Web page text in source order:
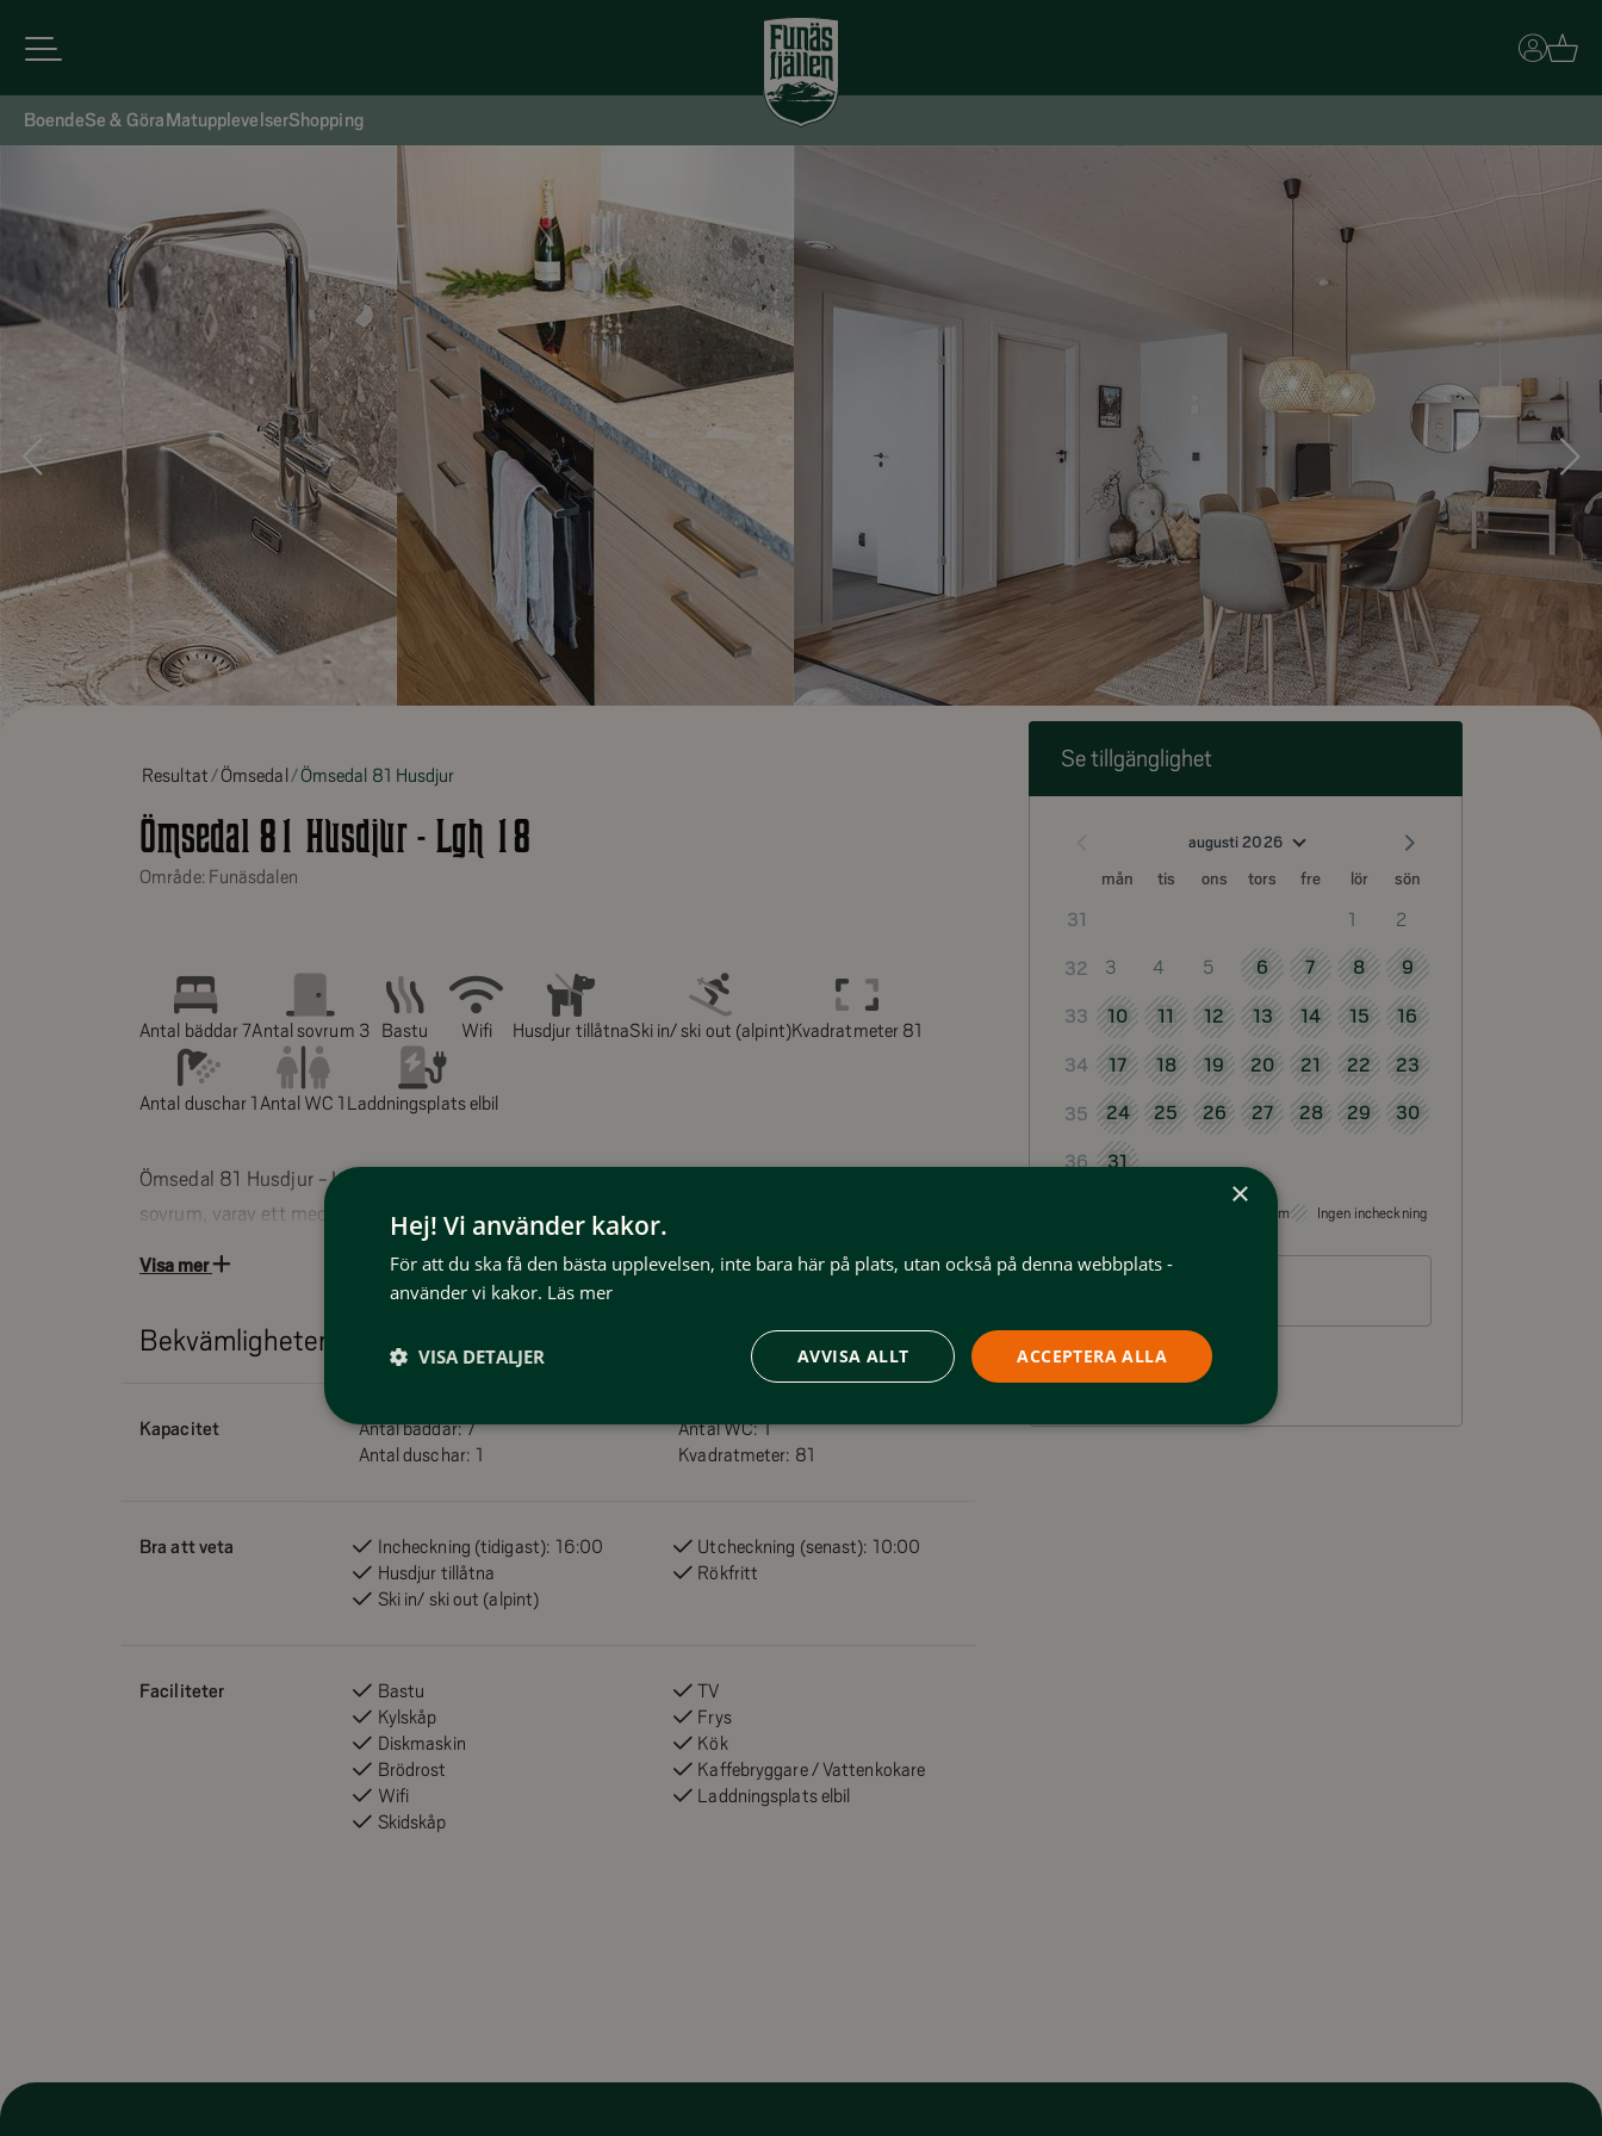
Basket
BoendeSe & GöraMatupplevelserShopping
Resultat Ömsedal Ömsedal 81 Husdjur
Ömsedal 81 Husdjur - Lgh 18
Område: Funäsdalen
Antal bäddar 7Antal sovrum 3 Bastu Wifi Husdjur tillåtnaSki in/ ski out (alpint)Kvadratmeter 81
Antal duschar 1Antal WC 1 Laddningsplats elbil
Ömsedal 81 Husdjur - Lgh 18, rymlig och bekväm bostad i ett plan. Tre
sovrum, varav ett med dubbelsäng (160 cm) och altandörr. Ett sovrum med
en familjesäng (140/90 cm) och det tredje med en familjesäng (120/90
cm). Badrum med bastu. Husdjur tillåtna.
Ömsedal består av moderna ski in / ski out lägenheter i Kåvans Fjällby, i
direkt anslutning Funäsberget med praktfull utsikt över skidbacke och fjäll.
Entréhall med avgängning och förvaring. Ett stort välutrustat kök med 8-10
Utrustade med Yale dörrlås, utvändigt skidförråd samt parkeringsplats med
Ski in ski out - Funäsdalsberget
Egen parkeringsplats med laddstolpe
Visa mer
Bekvämligheter
Kapacitet Antal bäddar: 7 Antal WC: 1
Antal duschar: 1 Kvadratmeter: 81
Bra att veta Incheckning (tidigast): 16:00 Utcheckning (senast): 10:00
Husdjur tillåtna
Rökfritt
Ski in/ ski out (alpint)
Faciliteter Bastu
TV
Kylskåp
Frys
Diskmaskin
Kök
Brödrost
Kaffebryggare / Vattenkokare
Wifi
Laddningsplats elbil
Skidskåp
Se tillgänglighet
augusti 2026
mån tis ons tors fre lör sön
31 1 2
32 3 4 5 6 7 8 9
33 10 11 12 13 14 15 16
34 17 18 19 20 21 22 23
35 24 25 26 27 28 29 30
36 31
Valbart som incheckningsdatum Ingen incheckning
Gäster
×
Hej! Vi använder kakor.
För att du ska få den bästa upplevelsen, inte bara här på plats, utan också på denna webbplats -
använder vi kakor. Läs mer
ACCEPTERA ALLA
AVVISA ALLT
VISA DETALJER